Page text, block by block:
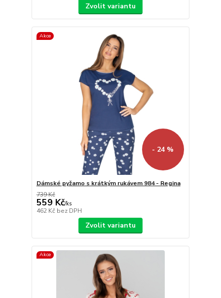
Zvolit variantu
Akce
- 24 %
Dámské pyžamo s krátkým rukávem 984 - Regina
739 Kč
559 Kč/ks
462 Kč bez DPH
Zvolit variantu
Akce